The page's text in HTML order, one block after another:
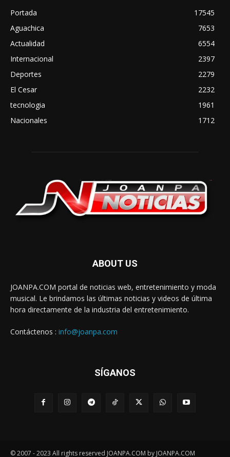
Portada
17545
Aguachica
7653
Actualidad
6554
Internacional
2397
Deportes
2279
El Cesar
2232
tecnologia
1961
Nacionales
1712
ABOUT US
JOANPA.COM portal de noticias web, entretenimiento y moda
musical. Le brindamos las últimas noticias y videos de última
hora directamente de la industria del entretenimiento.
Contáctenos : info@joanpa.com
SÍGANOS
© 2007 - 2023 All rights reserved JOANPA.COM by JOANPA.COM